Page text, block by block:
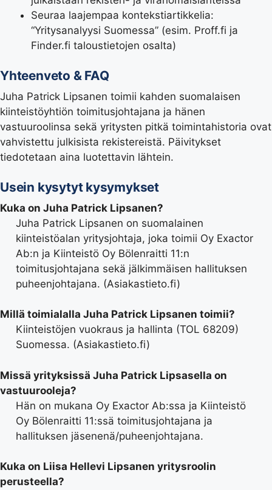
Seuraa laajempaa kontekstiartikkelia:
“Yritysanalyysi Suomessa” (esim. Proff.fi ja
Finder.fi taloustietojen osalta)
Yhteenveto & FAQ
Juha Patrick Lipsanen toimii kahden suomalaisen
kiinteistöyhtiön toimitusjohtajana ja hänen
vastuuroolinsa sekä yritysten pitkä toimintahistoria ovat
vahvistettu julkisista rekistereistä. Päivitykset
tiedotetaan aina luotettavin lähtein.
Usein kysytyt kysymykset
Kuka on Juha Patrick Lipsanen?
Juha Patrick Lipsanen on suomalainen
kiinteistöalan yritysjohtaja, joka toimii Oy Exactor
Ab:n ja Kiinteistö Oy Bölenraitti 11:n
toimitusjohtajana sekä jälkimmäisen hallituksen
puheenjohtajana. (Asiakastieto.fi)
Millä toimialalla Juha Patrick Lipsanen toimii?
Kiinteistöjen vuokraus ja hallinta (TOL 68209)
Suomessa. (Asiakastieto.fi)
Missä yrityksissä Juha Patrick Lipsasella on
vastuurooleja?
Hän on mukana Oy Exactor Ab:ssa ja Kiinteistö
Oy Bölenraitti 11:ssä toimitusjohtajana ja
hallituksen jäsenenä/puheenjohtajana.
Kuka on Liisa Hellevi Lipsanen yritysroolin
perusteella?